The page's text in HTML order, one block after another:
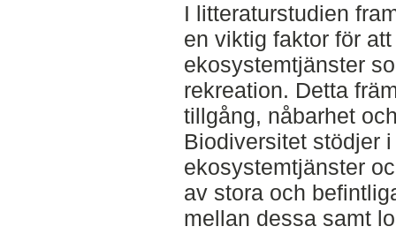
I litteraturstudien
en viktig faktor för
ekosystemtjänster
rekreation. Detta
tillgång, nåbarhet
Biodiversitet stödjer
ekosystemtjänster
av stora och
mellan dessa samt